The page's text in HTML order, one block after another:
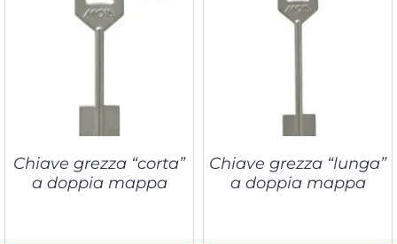
Chiave grezza “corta”
a doppia mappa
Chiave grezza “lunga”
a doppia mappa